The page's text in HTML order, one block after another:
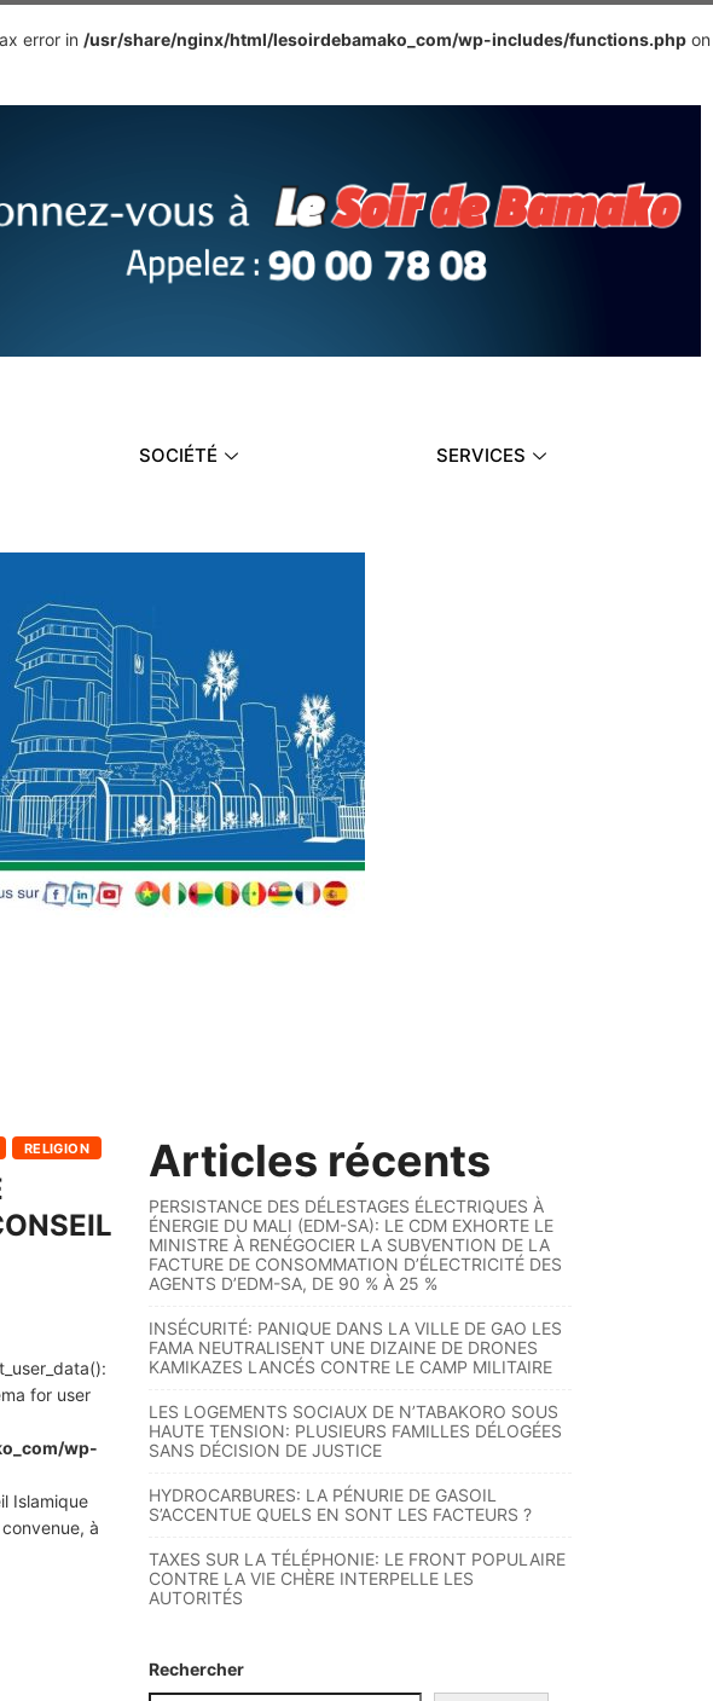
error in /usr/share/nginx/html/lesoirdebamako_com/wp-includes/functions.php on
SOCIÉTÉ SERVICES
RELIGION
for user
wp-
Islamique
à
Articles récents
PERSISTANCE DES DÉLESTAGES ÉLECTRIQUES À
ÉNERGIE DU MALI (EDM-SA): LE CDM EXHORTE LE
MINISTRE À RENÉGOCIER LA SUBVENTION DE LA
FACTURE DE CONSOMMATION D’ÉLECTRICITÉ DES
AGENTS D’EDM-SA, DE 90 % À 25 %
INSÉCURITÉ: PANIQUE DANS LA VILLE DE GAO LES
FAMA NEUTRALISENT UNE DIZAINE DE DRONES
KAMIKAZES LANCÉS CONTRE LE CAMP MILITAIRE
LES LOGEMENTS SOCIAUX DE N’TABAKORO SOUS
HAUTE TENSION: PLUSIEURS FAMILLES DÉLOGÉES
SANS DÉCISION DE JUSTICE
HYDROCARBURES: LA PÉNURIE DE GASOIL
S’ACCENTUE QUELS EN SONT LES FACTEURS ?
TAXES SUR LA TÉLÉPHONIE: LE FRONT POPULAIRE
CONTRE LA VIE CHÈRE INTERPELLE LES
AUTORITÉS
Rechercher